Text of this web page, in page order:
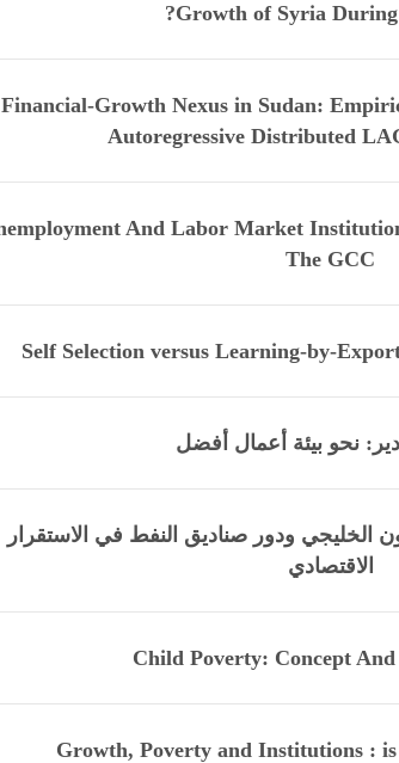
Growth of Syria During
Financial-Growth Nexus in Sudan:
Autoregressive Distributed
And Labor Market
The GCC
Self Selection versus Learning-by-
نحو بيئة أعمال أفضل
ودور صناديق النفط في الاستقرار
الاقتصادي
Child Poverty: Concept
Growth, Poverty and Institutions :